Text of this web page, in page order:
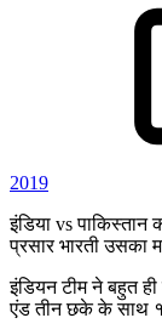
2019
इंडिया vs पाकिस्तान
प्रसार भारती उसका
इंडियन टीम ने बहुत
एंड तीन छके के साथ